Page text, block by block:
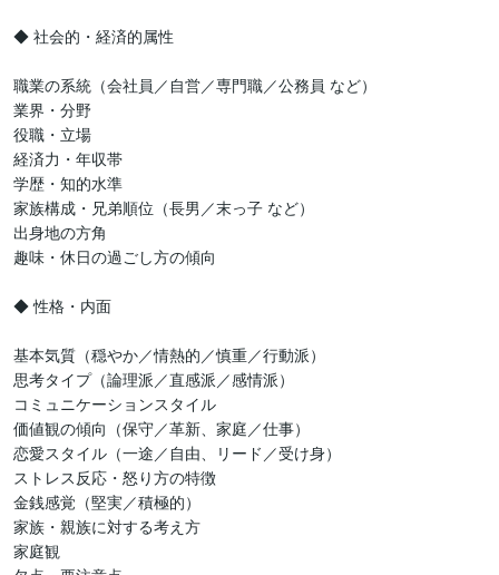
◆ 社会的・経済的属性
職業の系統（会社員／自営／専門職／公務員 など）
業界・分野
役職・立場
経済力・年収帯
学歴・知的水準
家族構成・兄弟順位（長男／末っ子 など）
出身地の方角
趣味・休日の過ごし方の傾向
◆ 性格・内面
基本気質（穏やか／情熱的／慎重／行動派）
思考タイプ（論理派／直感派／感情派）
コミュニケーションスタイル
価値観の傾向（保守／革新、家庭／仕事）
恋愛スタイル（一途／自由、リード／受け身）
ストレス反応・怒り方の特徴
金銭感覚（堅実／積極的）
家族・親族に対する考え方
家庭観